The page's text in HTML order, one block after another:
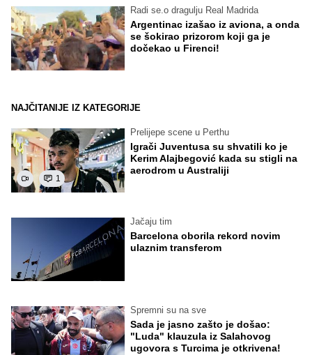
Radi se.o dragulju Real Madrida
Argentinac izašao iz aviona, a onda
se šokirao prizorom koji ga je
dočekao u Firenci!
NAJČITANIJE IZ KATEGORIJE
1
Prelijepe scene u Perthu
Igrači Juventusa su shvatili ko je
Kerim Alajbegović kada su stigli na
aerodrom u Australiji
Jačaju tim
Barcelona oborila rekord novim
ulaznim transferom
Spremni su na sve
Sada je jasno zašto je došao:
"Luda" klauzula iz Salahovog
ugovora s Turcima je otkrivena!